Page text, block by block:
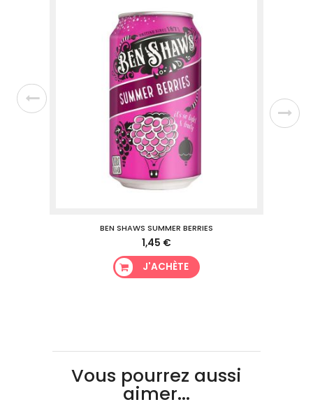
BEN SHAWS SUMMER BERRIES
1,45 €
J'ACHÈTE
Vous pourrez aussi
aimer...